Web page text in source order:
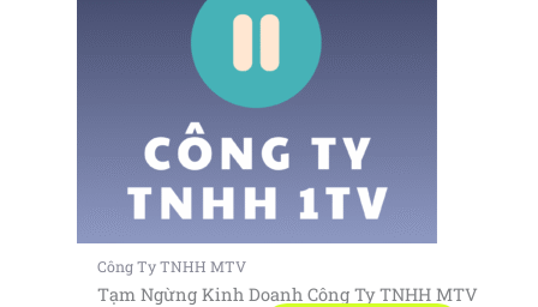
Công Ty TNHH MTV
Tạm Ngừng Kinh Doanh Công Ty TNHH MTV